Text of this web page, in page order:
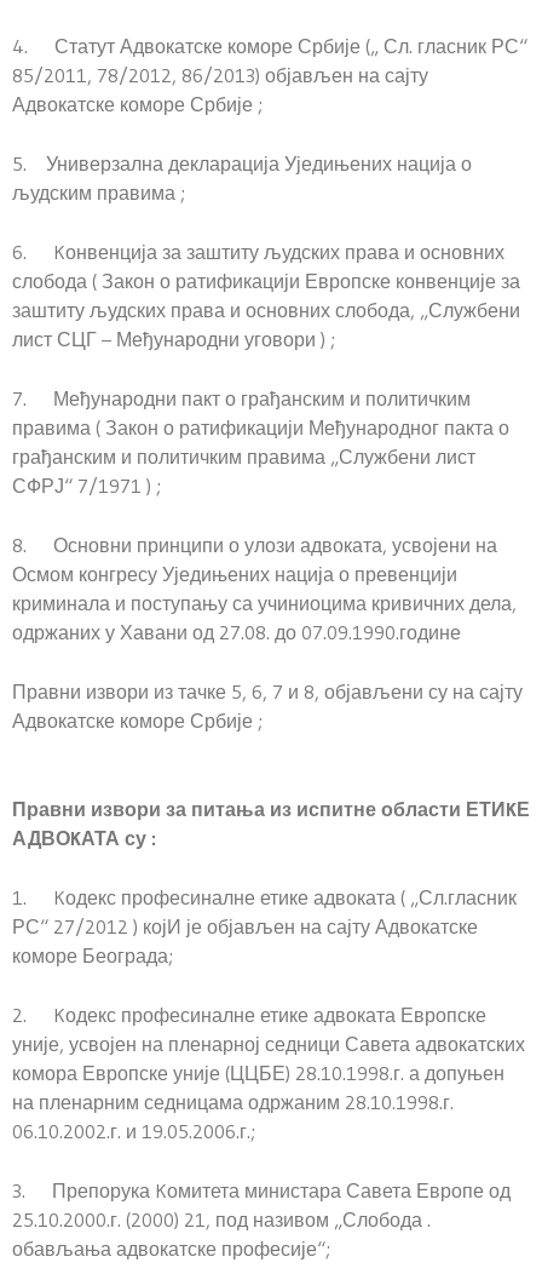
4. Статут Адвокатске коморе Србије („ Сл. гласник РС“
85/2011, 78/2012, 86/2013) објављен на сајту
Адвокатске коморе Србије ;
5. Универзална декларација Уједињених нација о
људским правима ;
6. Kонвенција за заштиту људских права и основних
слобода ( Закон о ратификацији Европске конвенције за
заштиту људских права и основних слобода, „Службени
лист СЦГ – Међународни уговори ) ;
7. Међународни пакт о грађанским и политичким
правима ( Закон о ратификацији Међународног пакта о
грађанским и политичким правима „Службени лист
СФРЈ“ 7/1971 ) ;
8. Основни принципи о улози адвоката, усвојени на
Осмом конгресу Уједињених нација о превенцији
криминала и поступању са учиниоцима кривичних дела,
одржаних у Хавани од 27.08. до 07.09.1990.године
Правни извори из тачке 5, 6, 7 и 8, објављени су на сајту
Адвокатске коморе Србије ;
Правни извори за питања из испитне области ЕТИKЕ
АДВОKАТА су :
1. Kодекс професиналне етике адвоката ( „Сл.гласник
РС“ 27/2012 ) којИ је објављен на сајту Адвокатске
коморе Београда;
2. Kодекс професиналне етике адвоката Европске
уније, усвојен на пленарној седници Савета адвокатских
комора Европске уније (ЦЦБЕ) 28.10.1998.г. а допуњен
на пленарним седницама одржаним 28.10.1998.г.
06.10.2002.г. и 19.05.2006.г.;
3. Препорука Kомитета министара Савета Европе од
25.10.2000.г. (2000) 21, под називом „Слобода .
обављања адвокатске професије“;